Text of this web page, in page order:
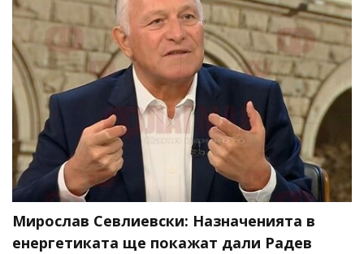
Мирослав Севлиевски: Назначенията в
енергетиката ще покажат дали Радев